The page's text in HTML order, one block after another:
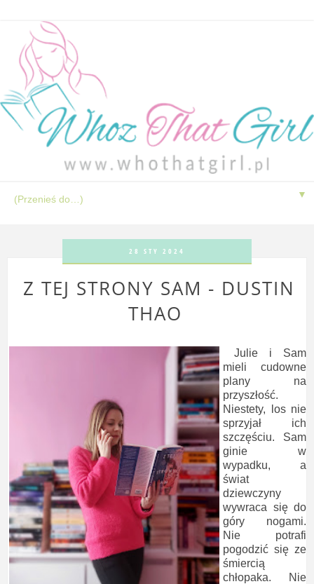
▼
28 STY 2024
Z TEJ STRONY SAM - DUSTIN
THAO
Julie i Sam
mieli cudowne
plany na
przyszłość.
Niestety, los nie
sprzyjał ich
szczęściu. Sam
ginie w
wypadku, a
świat
dziewczyny
wywraca się do
góry nogami.
Nie potrafi
pogodzić się ze
śmiercią
chłopaka. Nie